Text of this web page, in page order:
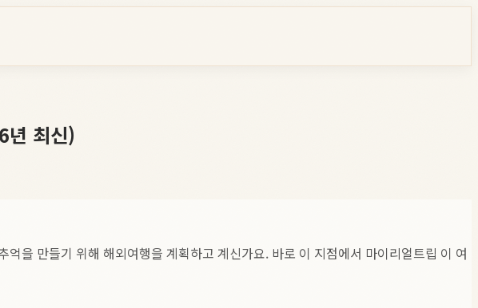
년 최신)
을 만들기 위해 해외여행을 계획하고 계신가요. 바로 이 지점에서 마이리얼트립 이 여